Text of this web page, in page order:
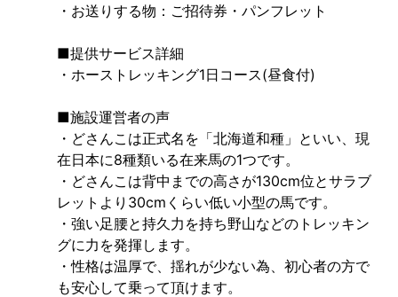
・お送りする物：ご招待券・パンフレット
■提供サービス詳細
・ホーストレッキング1日コース(昼食付)
■施設運営者の声
・どさんこは正式名を「北海道和種」といい、現
在日本に8種類いる在来馬の1つです。
・どさんこは背中までの高さが130cm位とサラブ
レットより30cmくらい低い小型の馬です。
・強い足腰と持久力を持ち野山などのトレッキン
グに力を発揮します。
・性格は温厚で、揺れが少ない為、初心者の方で
も安心して乗って頂けます。